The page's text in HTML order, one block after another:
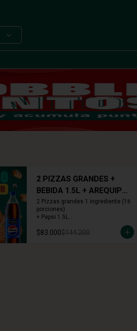
2 PIZZAS GRANDES +
BEBIDA 1.5L + AREQUIPE
ROLLS
2 Pizzas grandes 1 ingrediente (16
porciones)
+ Pepsi 1.5L
+ Arequipe o Cinnamon Rolls (16
und.)
$83.000$144.200